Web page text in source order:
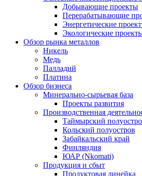
Добывающие проекты
Перерабатывающие
Энергетические
Экологические
Обзор рынка металлов
Никель
Медь
Палладий
Платина
Обзор бизнеса
Минерально-сырьевая база
Проекты развития
Производственная
Таймырский
Кольский полуостров
Забайкальский край
Финляндия
ЮАР (Nkomati)
Продукция и сбыт
Продуктовая линейка